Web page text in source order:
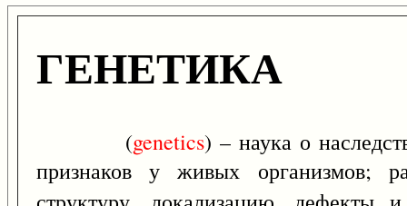
ГЕНЕТИКА
(genetics) – наука о
признаков у живых организмов;